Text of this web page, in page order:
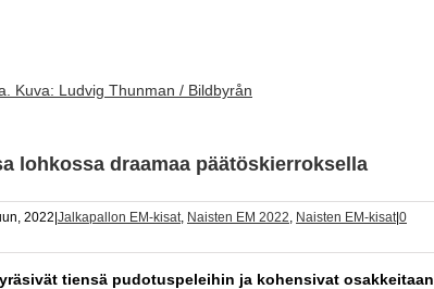
Kuva: Ludvig Thunman / Bildbyrån
lohkossa draamaa päätöskierroksella
2022 Jalkapallon EM-kisat, Naisten EM 2022, Naisten EM-kisat|0
tiensä pudotuspeleihin ja kohensivat osakkeitaan